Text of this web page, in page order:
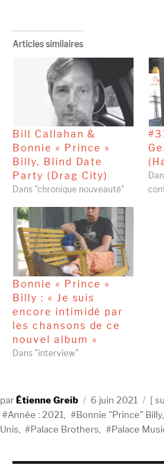
Articles similaires
Bill Callahan &
Bonnie « Prince »
Billy, Blind Date
Party (Drag City)
Dans "chronique nouveauté"
Bonnie « Prince »
Billy : « Je suis
encore intimidé par
les chansons de ce
nouvel album »
Dans "interview"
AuteurÉtienne Greib
Publié
le
6 juin 2021
Année : 2021, Bonnie "Prince" Billy,
Unis, Palace Brothers, Palace